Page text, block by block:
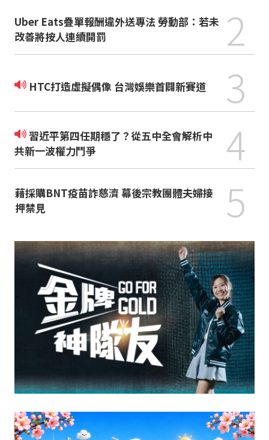
Uber Eats疊單報酬違外送專法 勞動部：若未
改善將按人連續開罰
2
HTC打造虛擬偶像 台灣娛樂首闢新賽道 3
習近平第四任期穩了？從五中全會解析中
共新一波權力鬥爭
4
藉採購BNT疫苗詐慈濟 幕後宗教團體夫婦接
押禁見
5